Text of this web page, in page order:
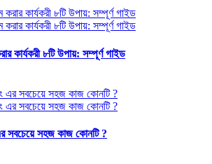
কার্যকরী ৮টি উপায়: সম্পূর্ণ গাইড
সবচেয়ে সহজ কাজ কোনটি ?